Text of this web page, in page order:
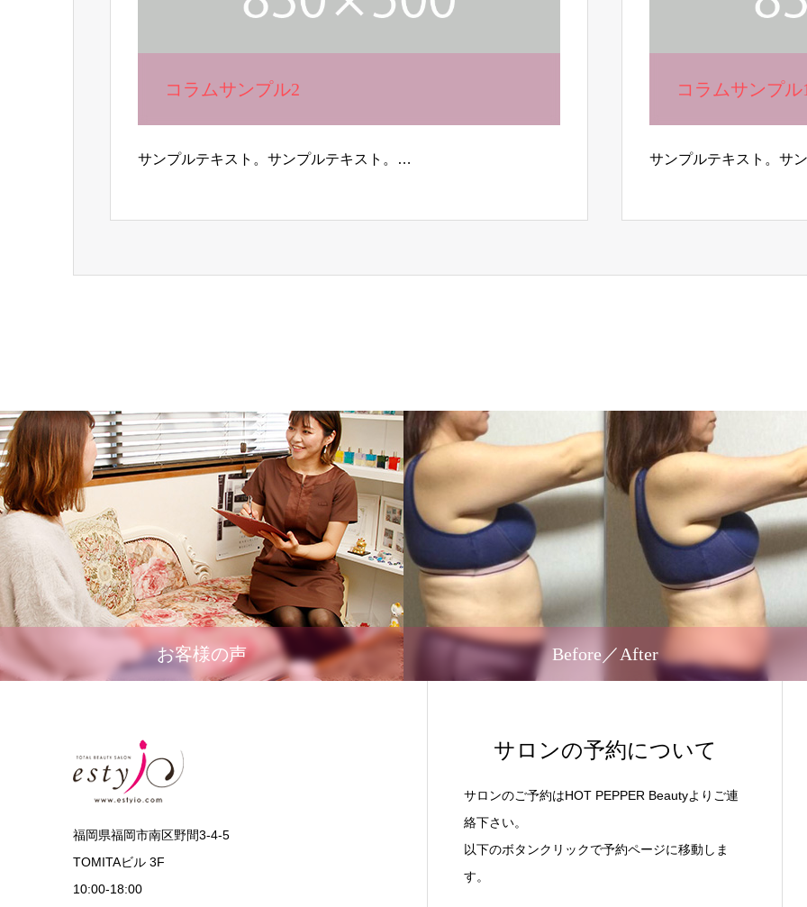
コラムサンプル2
サンプルテキスト。サンプルテキスト。…
コラムサンプル
サンプルテキスト。サ
お客様の声 Before／After
福岡県福岡市南区野間3-4-5
TOMITAビル 3F
10:00‐18:00
サロンの予約について
サロンのご予約はHOT PEPPER Beautyよりご連
絡下さい。
以下のボタンクリックで予約ページに移動しま
す。